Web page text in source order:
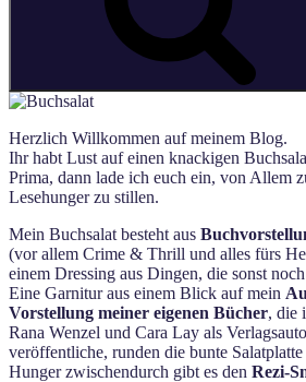
Herzlich Willkommen auf meinem Blog.
Ihr habt Lust auf einen knackigen
Prima, dann lade ich euch ein, von Allem
Lesehunger zu stillen.
Mein Buchsalat besteht aus
(vor allem Crime & Thrill und alles fürs
einem Dressing aus Dingen, die sonst
Eine Garnitur aus einem Blick auf mein
Vorstellung meiner eigenen Bücher, die
Rana Wenzel und Cara Lay als
veröffentliche, runden die bunte
Hunger zwischendurch gibt es den Rezi-